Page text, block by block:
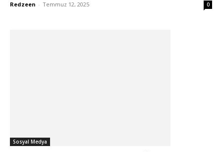
Redzeen - Temmuz 12, 2025 0
Sosyal Medya